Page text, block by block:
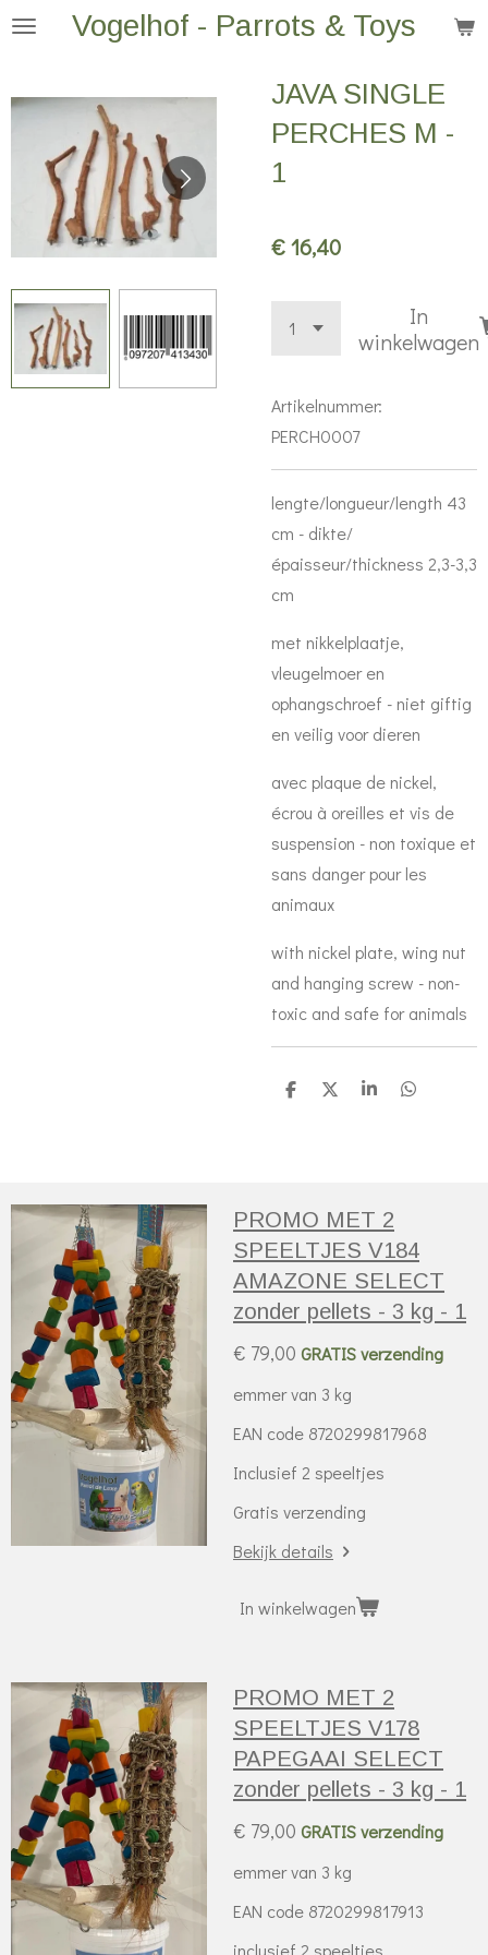
Ga
de
hoofdinhoud
Vogelhof - Parrots & Toys
JAVA SINGLE
PERCHES M -
1
€ 16,40
In
winkelwagen
Artikelnummer:
PERCH0007
lengte/longueur/length 43
cm - dikte/
épaisseur/thickness 2,3-3,3
cm
met nikkelplaatje,
vleugelmoer en
ophangschroef - niet giftig
en veilig voor dieren
avec plaque de nickel,
écrou à oreilles et vis de
suspension - non toxique et
sans danger pour les
animaux
with nickel plate, wing nut
and hanging screw - non-
toxic and safe for animals
D
D
S
D
PROMO MET 2
SPEELTJES V184
AMAZONE SELECT
zonder pellets - 3 kg - 1
€ 79,00 GRATIS verzending
emmer van 3 kg
EAN code 8720299817968
Inclusief 2 speeltjes
Gratis verzending
Bekijk details
In winkelwagen
PROMO MET 2
SPEELTJES V178
PAPEGAAI SELECT
zonder pellets - 3 kg - 1
€ 79,00 GRATIS verzending
emmer van 3 kg
EAN code 8720299817913
inclusief 2 speeltjes